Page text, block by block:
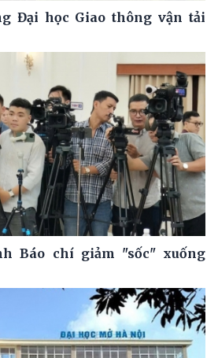
Đại học Giao thông vận tải
Báo chí giảm "sốc" xuống